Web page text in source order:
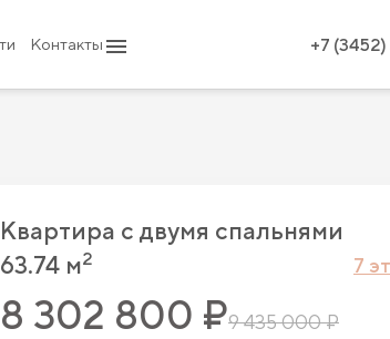
Контакты +7
Квартира c двумя спальнями
63.74 м2 7
8 302 800 ₽9 435 000 ₽
Забронировать